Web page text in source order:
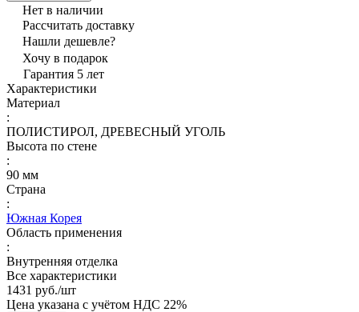
Нет в наличии
Рассчитать доставку
Нашли дешевле?
Хочу в подарок
Гарантия 5 лет
Характеристики
Материал
:
ПОЛИСТИРОЛ, ДРЕВЕСНЫЙ УГОЛЬ
Высота по стене
:
90 мм
Страна
:
Южная Корея
Область применения
:
Внутренняя отделка
Все характеристики
1431 руб./шт
Цена указана с учётом НДС 22%